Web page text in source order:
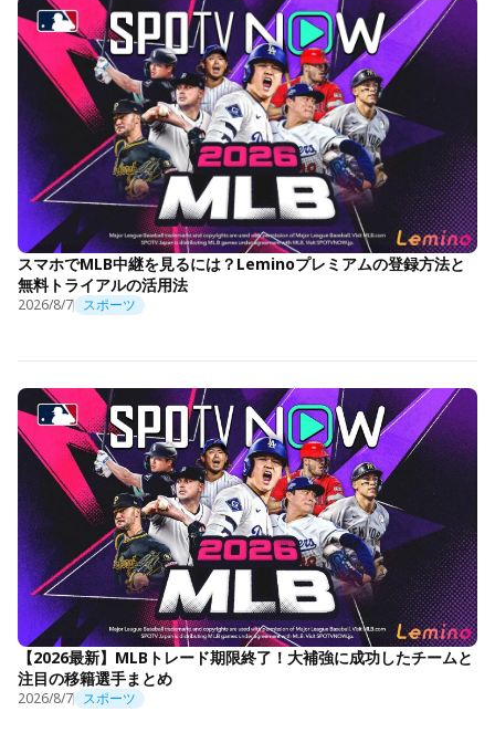
スマホでMLB中継を見るには？Leminoプレミアムの登録方法と
無料トライアルの活用法
2026/8/7 スポーツ
【2026最新】MLBトレード期限終了！大補強に成功したチームと
注目の移籍選手まとめ
2026/8/7 スポーツ